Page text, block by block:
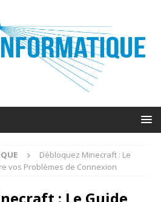
Débloquez Minecraft : Le
vos Problèmes de Connexion